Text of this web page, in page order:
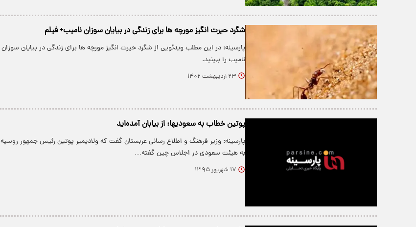
شگرد حیرت انگیز مورچه ها برای زندگی در بیایان سوزان نامیب+ فیلم
پارسینه: در این مطلب ویدئویی از شگرد حیرت انگیز مورچه ها برای زندگی در بیایان سوزان
نامیب را ببینید.
۲۳ اردیبهشت ۱۴۰۲
پوتین خطاب به سعودی‎ها: از بیابان آمده‌اید
پارسینه: وزیر فرهنگ و اطلاع رسانی عربستان گفت که ولادیمیر پوتین رئیس جمهور روسیه
به هیئت سعودی در اجلاس چین گفته…
۱۷ شهریور ۱۳۹۵